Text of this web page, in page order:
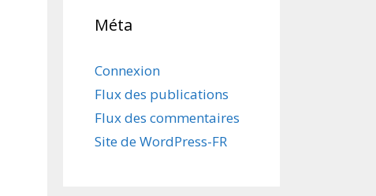
Méta
Connexion
Flux des publications
Flux des commentaires
Site de WordPress-FR